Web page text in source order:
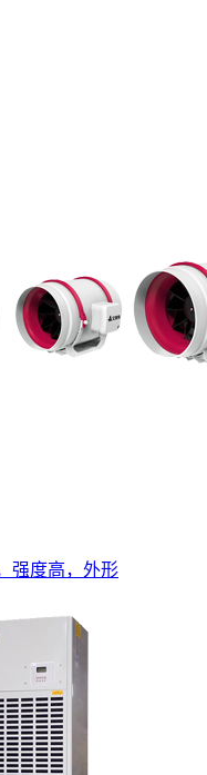
强度高，外形